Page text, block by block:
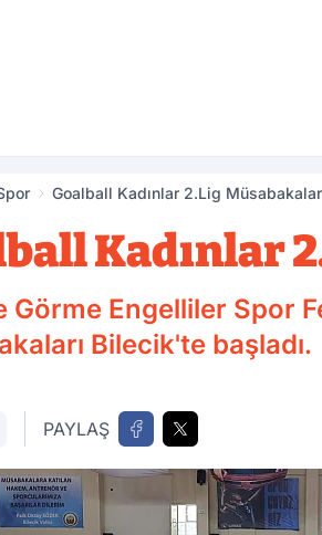
Goalball Kadınlar 2.Lig
Kadınlar
Görme Engelliler Spor
Bilecik'te başladı.
PAYLAŞ